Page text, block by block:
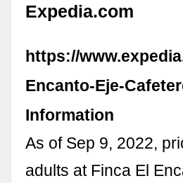
Expedia.com
https://
Encanto-Eje-
Information
As of Sep 9, 2022,
adults at Finca El